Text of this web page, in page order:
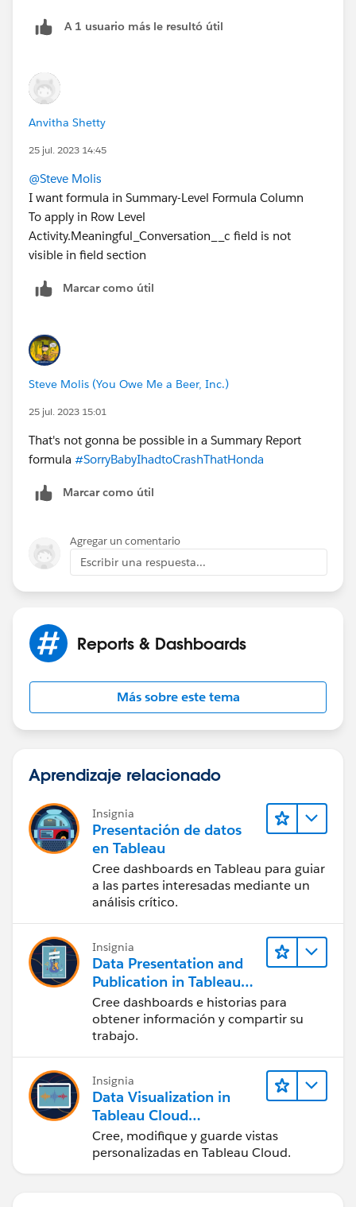
A 1 usuario más le resultó útil
Anvitha Shetty
25 jul. 2023 14:45
@Steve Molis
I want formula in Summary-Level Formula Column
To apply in Row Level
Activity.Meaningful_Conversation__c field is not
visible in field section
Marcar como útil
Steve Molis (You Owe Me a Beer, Inc.)
25 jul. 2023 15:01
That's not gonna be possible in a Summary Report
formula #SorryBabyIhadtoCrashThatHonda
Marcar como útil
Agregar un comentario
Escribir una respuesta...
Reports & Dashboards
Más sobre este tema
Aprendizaje relacionado
Insignia
Presentación de datos
en Tableau
Cree dashboards en Tableau para guiar
a las partes interesadas mediante un
análisis crítico.
Insignia
Data Presentation and
Publication in Tableau
Desktop (Presentación
de datos y publicación
en Tableau Desktop)
Cree dashboards e historias para
obtener información y compartir su
trabajo.
Insignia
Data Visualization in
Tableau Cloud
(Visualización de datos
en Tableau Cloud)
Cree, modifique y guarde vistas
personalizadas en Tableau Cloud.